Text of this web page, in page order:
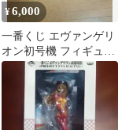
¥6,000
一番くじ エヴァンゲリ
オン初号機 フィギュア
A賞